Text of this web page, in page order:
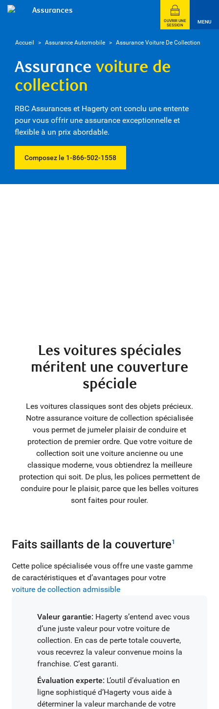
Assurances
OUVRIR UNE
SESSION
MENU
Accueil > Assurance Automobile > Assurance Voiture De Collection
Assurance voiture de
collection
RBC Assurances et Hagerty ont conclu une entente
pour vous offrir une assurance exceptionnelle et
flexible à un prix abordable.
Composez le 1-866-502-1558
Les voitures spéciales
méritent une couverture
spéciale
Les voitures classiques sont des objets précieux.
Notre assurance voiture de collection spécialisée
vous permet de jumeler plaisir de conduire et
protection de premier ordre. Que votre voiture de
collection soit une voiture ancienne ou une
classique moderne, vous obtiendrez la meilleure
protection qui soit. De plus, les polices permettent de
conduire pour le plaisir, parce que les belles voitures
sont faites pour rouler.
Faits saillants de la couverture1
Cette police spécialisée vous offre une vaste gamme
de caractéristiques et d’avantages pour votre
voiture de collection admissible
Valeur garantie: Hagerty s’entend avec vous
d’une juste valeur pour votre voiture de
collection. En cas de perte totale couverte,
vous recevrez la valeur convenue moins la
franchise. C’est garanti.
Évaluation experte: L’outil d’évaluation en
ligne sophistiqué d’Hagerty vous aide à
déterminer la valeur marchande de votre